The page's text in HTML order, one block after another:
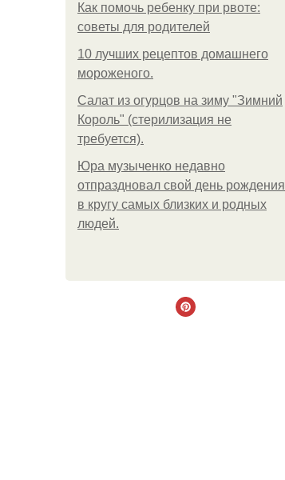
Как помочь ребенку при рвоте:
советы для родителей
10 лучших рецептов домашнего
мороженого.
Салат из огурцов на зиму "Зимний
Король" (стерилизация не
требуется).
Юра музыченко недавно
отпраздновал свой день рождения
в кругу самых близких и родных
людей.